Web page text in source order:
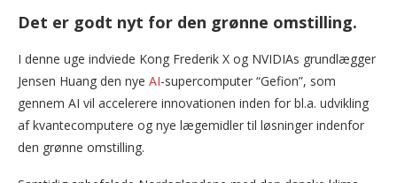
Det er godt nyt for den grønne omstilling.
I denne uge indviede Kong Frederik X og NVIDIAs grundlægger
Jensen Huang den nye AI-supercomputer “Gefion”, som
gennem AI vil accelerere innovationen inden for bl.a. udvikling
af kvantecomputere og nye lægemidler til løsninger indenfor
den grønne omstilling.